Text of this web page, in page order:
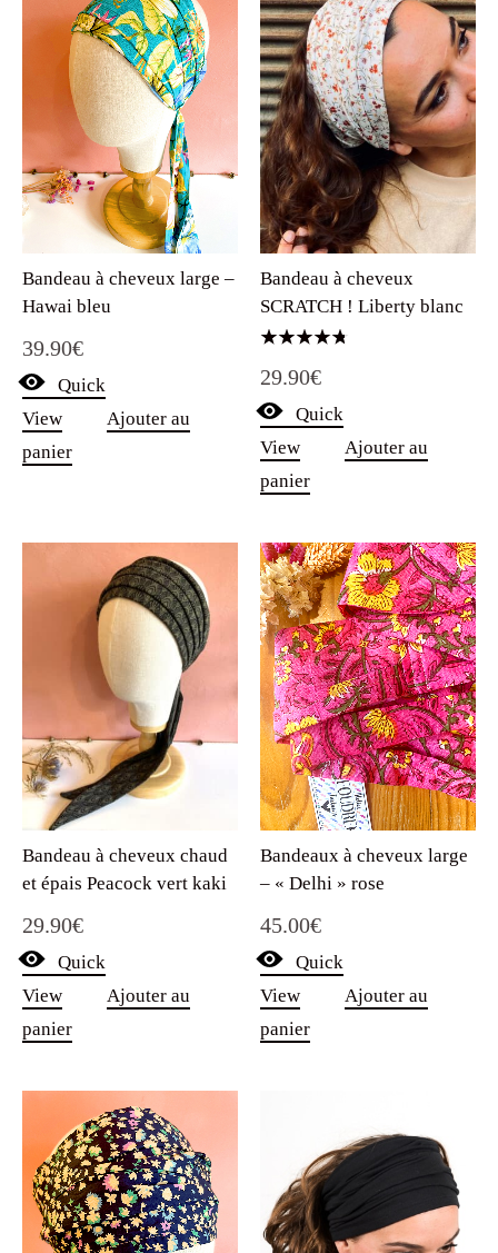
Bandeau à cheveux large –
Hawai bleu
39.90€
Quick
View
Ajouter au
panier
Bandeau à cheveux
SCRATCH ! Liberty blanc
4.75
29.90€
Quick
View
Ajouter au
panier
Bandeau à cheveux chaud
et épais Peacock vert kaki
29.90€
Quick
View
Ajouter au
panier
Bandeaux à cheveux large
– « Delhi » rose
45.00€
Quick
View
Ajouter au
panier